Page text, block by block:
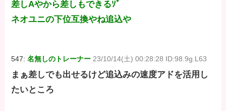
差しAやから差しもできるｿﾞ
ネオユニの下位互換やね追込や
547:名無しのトレーナー 23/10/14(土) 00:28:28 ID:98.9g.L63
まぁ差しでも出せるけど追込みの速度アドを活用し
たいところ